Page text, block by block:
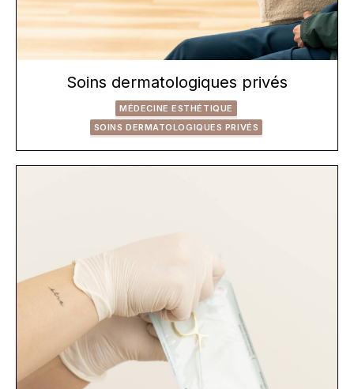
Soins dermatologiques privés
MÉDECINE ESTHÉTIQUE
SOINS DERMATOLOGIQUES PRIVÉS